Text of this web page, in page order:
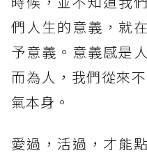
們人生的意義，就
予意義。意義感是
而為人，我們從來
氣本身。
愛過，活過，才能